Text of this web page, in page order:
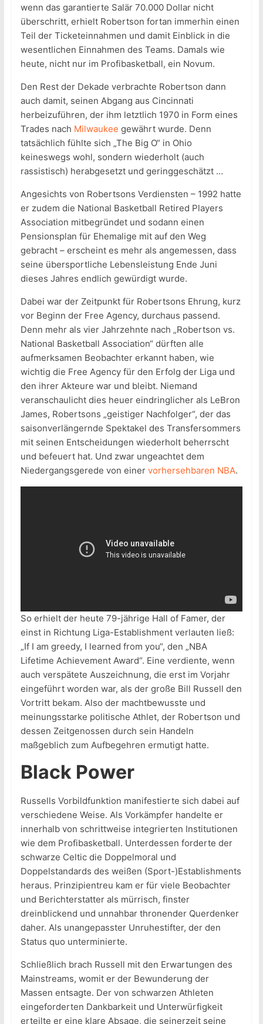
wenn das garantierte Salär 70.000 Dollar nicht
überschritt, erhielt Robertson fortan immerhin einen
Teil der Ticketeinnahmen und damit Einblick in die
wesentlichen Einnahmen des Teams. Damals wie
heute, nicht nur im Profibasketball, ein Novum.
Den Rest der Dekade verbrachte Robertson dann
auch damit, seinen Abgang aus Cincinnati
herbeizuführen, der ihm letztlich 1970 in Form eines
Trades nach Milwaukee gewährt wurde. Denn
tatsächlich fühlte sich „The Big O“ in Ohio
keineswegs wohl, sondern wiederholt (auch
rassistisch) herabgesetzt und geringgeschätzt …
Angesichts von Robertsons Verdiensten – 1992 hatte
er zudem die National Basketball Retired Players
Association mitbegründet und sodann einen
Pensionsplan für Ehemalige mit auf den Weg
gebracht – erscheint es mehr als angemessen, dass
seine übersportliche Lebensleistung Ende Juni
dieses Jahres endlich gewürdigt wurde.
Dabei war der Zeitpunkt für Robertsons Ehrung, kurz
vor Beginn der Free Agency, durchaus passend.
Denn mehr als vier Jahrzehnte nach „Robertson vs.
National Basketball Association“ dürften alle
aufmerksamen Beobachter erkannt haben, wie
wichtig die Free Agency für den Erfolg der Liga und
den ihrer Akteure war und bleibt. Niemand
veranschaulicht dies heuer eindringlicher als LeBron
James, Robertsons „geistiger Nachfolger“, der das
saisonverlängernde Spektakel des Transfersommers
mit seinen Entscheidungen wiederholt beherrscht
und befeuert hat. Und zwar ungeachtet dem
Niedergangsgerede von einer vorhersehbaren NBA.
So erhielt der heute 79-jährige Hall of Famer, der
einst in Richtung Liga-Establishment verlauten ließ:
„If I am greedy, I learned from you“, den „NBA
Lifetime Achievement Award“. Eine verdiente, wenn
auch verspätete Auszeichnung, die erst im Vorjahr
eingeführt worden war, als der große Bill Russell den
Vortritt bekam. Also der machtbewusste und
meinungsstarke politische Athlet, der Robertson und
dessen Zeitgenossen durch sein Handeln
maßgeblich zum Aufbegehren ermutigt hatte.
Black Power
Russells Vorbildfunktion manifestierte sich dabei auf
verschiedene Weise. Als Vorkämpfer handelte er
innerhalb von schrittweise integrierten Institutionen
wie dem Profibasketball. Unterdessen forderte der
schwarze Celtic die Doppelmoral und
Doppelstandards des weißen (Sport-)Establishments
heraus. Prinzipientreu kam er für viele Beobachter
und Berichterstatter als mürrisch, finster
dreinblickend und unnahbar thronender Querdenker
daher. Als unangepasster Unruhestifter, der den
Status quo unterminierte.
Schließlich brach Russell mit den Erwartungen des
Mainstreams, womit er der Bewunderung der
Massen entsagte. Der von schwarzen Athleten
eingeforderten Dankbarkeit und Unterwürfigkeit
erteilte er eine klare Absage, die seinerzeit seine